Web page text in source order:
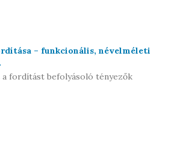
– funkcionális, névelméleti
fordítást befolyásoló tényezők